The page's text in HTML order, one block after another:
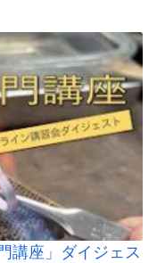
講座」ダイジェス